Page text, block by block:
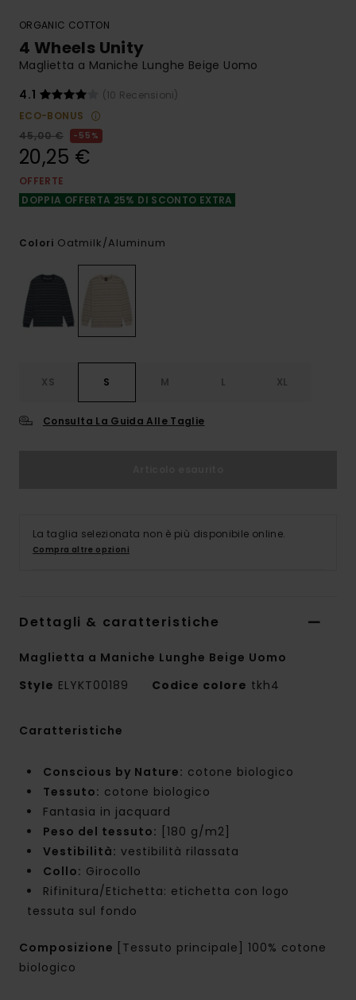
ORGANIC COTTON
4 Wheels Unity
Maglietta a Maniche Lunghe Beige Uomo
4.1
(10 Recensioni)
ECO-BONUS
45,00 €
55%
20,25 €
OFFERTE
DOPPIA OFFERTA 25% DI SCONTO EXTRA
Colori Oatmilk/aluminum
XS S M L XL
Consulta La Guida Alle Taglie
La taglia selezionata non è più disponibile online.
Compra altre opzioni
Dettagli & caratteristiche
Maglietta a Maniche Lunghe Beige Uomo
Style ELYKT00189 Codice colore tkh4
Caratteristiche
Conscious by Nature: cotone biologico
Tessuto: cotone biologico
Fantasia in jacquard
Peso del tessuto: [180 g/m2]
Vestibilità: vestibilità rilassata
Collo: Girocollo
Rifinitura/Etichetta: etichetta con logo
tessuta sul fondo
Composizione
[Tessuto principale] 100% cotone
biologico